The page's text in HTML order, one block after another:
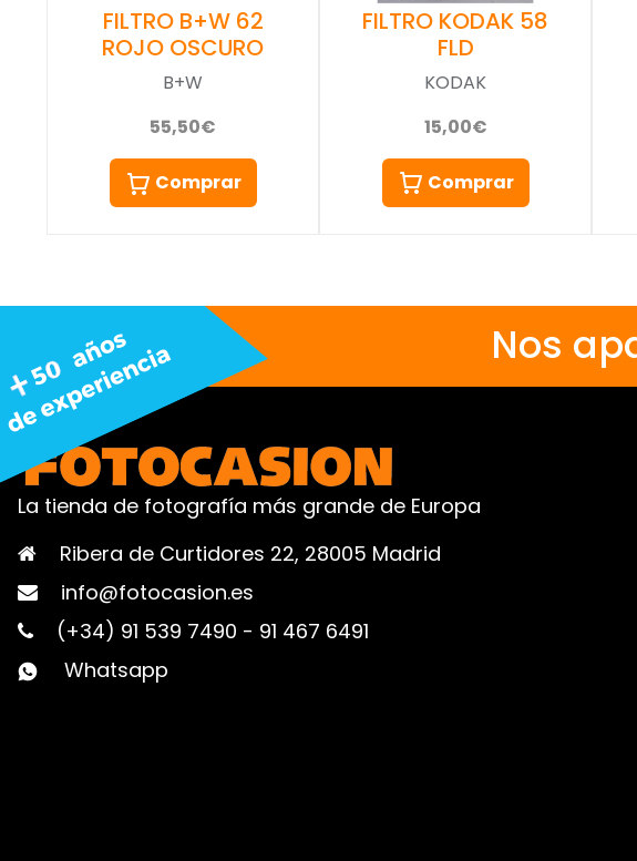
FILTRO B+W 62
ROJO OSCURO
B+W
55,50€
Comprar
FILTRO KODAK 58
FLD
KODAK
15,00€
Comprar
Nos
La tienda de fotografía más grande de Europa
Ribera de Curtidores 22, 28005 Madrid
info@fotocasion.es
(+34) 91 539 7490 - 91 467 6491
Whatsapp